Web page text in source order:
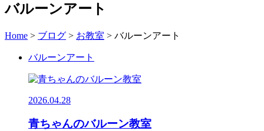
バルーンアート
Home > ブログ > お教室 > バルーンアート
バルーンアート
2026.04.28
青ちゃんのバルーン教室